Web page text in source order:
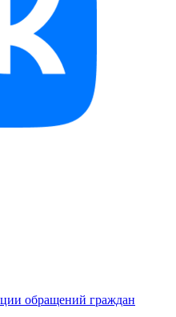
обращений граждан